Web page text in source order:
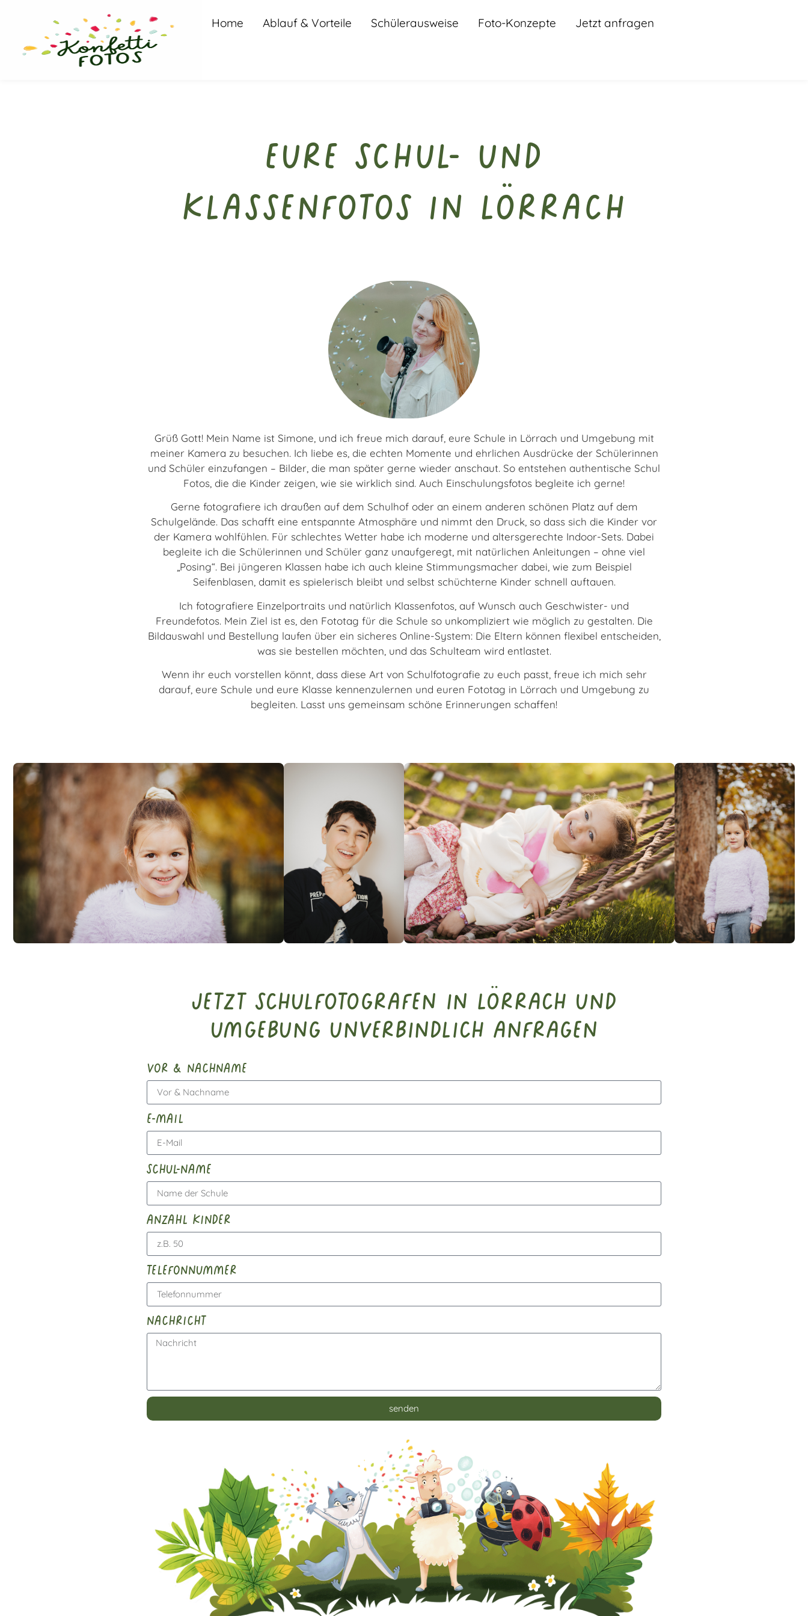
Home Ablauf & Vorteile Schülerausweise Foto-Konzepte Jetzt anfragen
Eure Schul- und
Klassenfotos in Lörrach
Grüß Gott! Mein Name ist Simone, und ich freue mich darauf, eure Schule in Lörrach und Umgebung mit
meiner Kamera zu besuchen. Ich liebe es, die echten Momente und ehrlichen Ausdrücke der Schülerinnen
und Schüler einzufangen – Bilder, die man später gerne wieder anschaut. So entstehen authentische Schul
Fotos, die die Kinder zeigen, wie sie wirklich sind. Auch Einschulungsfotos begleite ich gerne!
Gerne fotografiere ich draußen auf dem Schulhof oder an einem anderen schönen Platz auf dem
Schulgelände. Das schafft eine entspannte Atmosphäre und nimmt den Druck, so dass sich die Kinder vor
der Kamera wohlfühlen. Für schlechtes Wetter habe ich moderne und altersgerechte Indoor-Sets. Dabei
begleite ich die Schülerinnen und Schüler ganz unaufgeregt, mit natürlichen Anleitungen – ohne viel
„Posing“. Bei jüngeren Klassen habe ich auch kleine Stimmungsmacher dabei, wie zum Beispiel
Seifenblasen, damit es spielerisch bleibt und selbst schüchterne Kinder schnell auftauen.
Ich fotografiere Einzelportraits und natürlich Klassenfotos, auf Wunsch auch Geschwister- und
Freundefotos. Mein Ziel ist es, den Fototag für die Schule so unkompliziert wie möglich zu gestalten. Die
Bildauswahl und Bestellung laufen über ein sicheres Online-System: Die Eltern können flexibel entscheiden,
was sie bestellen möchten, und das Schulteam wird entlastet.
Wenn ihr euch vorstellen könnt, dass diese Art von Schulfotografie zu euch passt, freue ich mich sehr
darauf, eure Schule und eure Klasse kennenzulernen und euren Fototag in Lörrach und Umgebung zu
begleiten. Lasst uns gemeinsam schöne Erinnerungen schaffen!
Jetzt Schulfotografen in Lörrach und
Umgebung unverbindlich anfragen
vor & nachname
e-mail
schul-name
anzahl kinder
telefonnummer
nachricht
senden